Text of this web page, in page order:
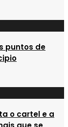
puntos de
o cartel e a